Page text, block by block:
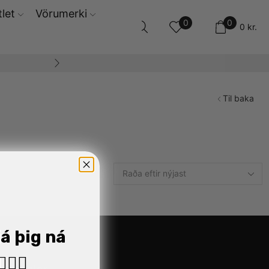
Vörumerki
0 0 0 kr.
okkur
Til baka
þig ná